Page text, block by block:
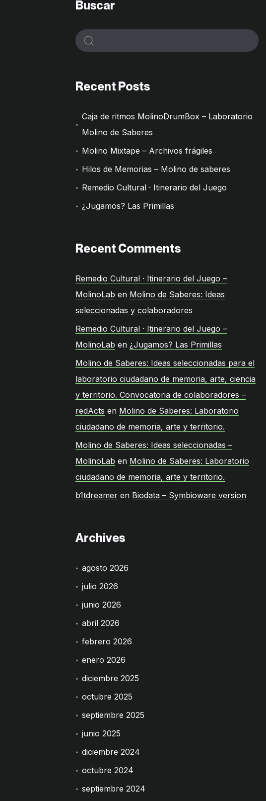
Buscar
Recent Posts
Caja de ritmos MolinoDrumBox – Laboratorio
Molino de Saberes
Molino Mixtape – Archivos frágiles
Hilos de Memorias – Molino de saberes
Remedio Cultural · Itinerario del Juego
¿Jugamos? Las Primillas
Recent Comments
Remedio Cultural · Itinerario del Juego –
MolinoLab en Molino de Saberes: Ideas
seleccionadas y colaboradores
Remedio Cultural · Itinerario del Juego –
MolinoLab en ¿Jugamos? Las Primillas
Molino de Saberes: Ideas seleccionadas para el
laboratorio ciudadano de memoria, arte, ciencia
y territorio. Convocatoria de colaboradores –
redActs en Molino de Saberes: Laboratorio
ciudadano de memoria, arte y territorio.
Molino de Saberes: Ideas seleccionadas –
MolinoLab en Molino de Saberes: Laboratorio
ciudadano de memoria, arte y territorio.
b1tdreamer en Biodata – Symbioware version
Archives
agosto 2026
julio 2026
junio 2026
abril 2026
febrero 2026
enero 2026
diciembre 2025
octubre 2025
septiembre 2025
junio 2025
diciembre 2024
octubre 2024
septiembre 2024